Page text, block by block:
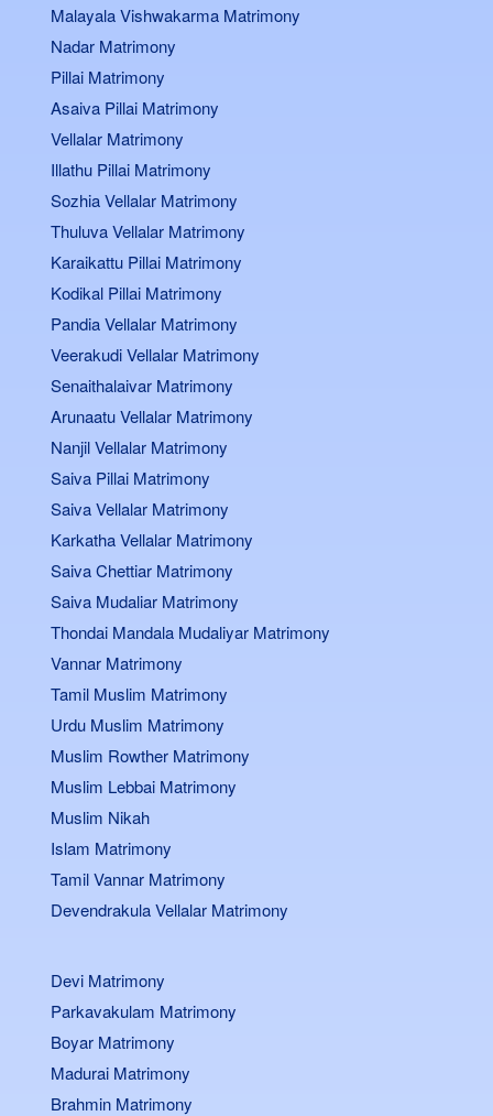
Malayala Vishwakarma Matrimony
Nadar Matrimony
Pillai Matrimony
Asaiva Pillai Matrimony
Vellalar Matrimony
Illathu Pillai Matrimony
Sozhia Vellalar Matrimony
Thuluva Vellalar Matrimony
Karaikattu Pillai Matrimony
Kodikal Pillai Matrimony
Pandia Vellalar Matrimony
Veerakudi Vellalar Matrimony
Senaithalaivar Matrimony
Arunaatu Vellalar Matrimony
Nanjil Vellalar Matrimony
Saiva Pillai Matrimony
Saiva Vellalar Matrimony
Karkatha Vellalar Matrimony
Saiva Chettiar Matrimony
Saiva Mudaliar Matrimony
Thondai Mandala Mudaliyar Matrimony
Vannar Matrimony
Tamil Muslim Matrimony
Urdu Muslim Matrimony
Muslim Rowther Matrimony
Muslim Lebbai Matrimony
Muslim Nikah
Islam Matrimony
Tamil Vannar Matrimony
Devendrakula Vellalar Matrimony
Devi Matrimony
Parkavakulam Matrimony
Boyar Matrimony
Madurai Matrimony
Brahmin Matrimony